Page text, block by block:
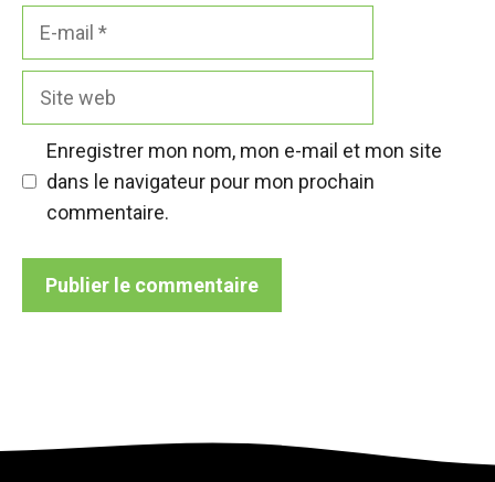
Enregistrer mon nom, mon e-mail et mon site
dans le navigateur pour mon prochain
commentaire.